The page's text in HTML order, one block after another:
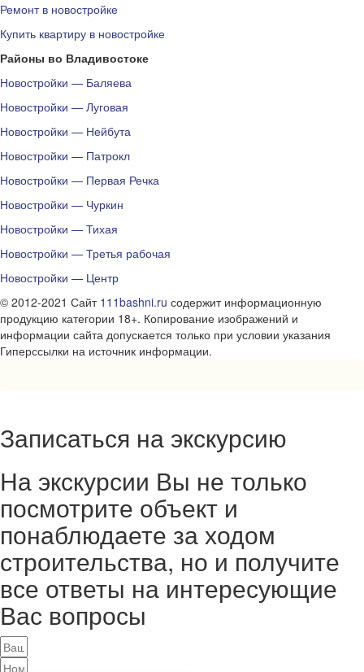
Ремонт в новостройке
Купить квартиру в новостройке
Районы во Владивостоке
Новостройки — Баляева
Новостройки — Луговая
Новостройки — Нейбута
Новостройки — Патрокл
Новостройки — Первая Речка
Новостройки — Чуркин
Новостройки — Тихая
Новостройки — Третья рабочая
Новостройки — Центр
© 2012-2021 Сайт 111bashni.ru содержит информационную
продукцию категории 18+. Копирование изображений и
информации сайта допускается только при условии указания
Гиперссылки на источник информации.
Записаться на экскурсию
На экскурсии Вы не только
посмотрите объект и
понаблюдаете за ходом
строительства, но и получите
все ответы на интересующие
Вас вопросы